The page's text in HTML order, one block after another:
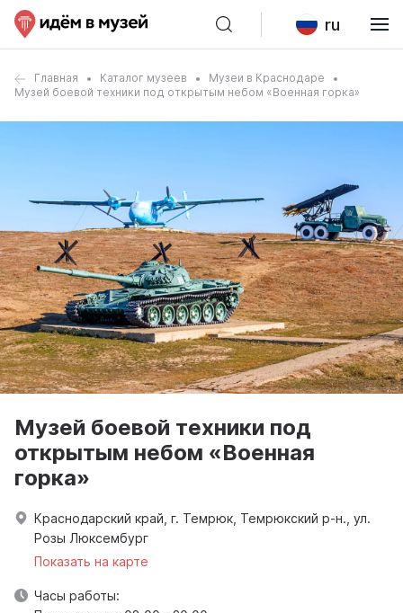
ru
Главная Каталог музеев
Музеи в Краснодаре
Музей боевой техники под открытым небом «Военная горка»
Музей боевой техники под
открытым небом «Военная
горка»
Краснодарский край, г. Темрюк, Темрюкский р-н., ул.
Розы Люксембург
Показать на карте
Часы работы: